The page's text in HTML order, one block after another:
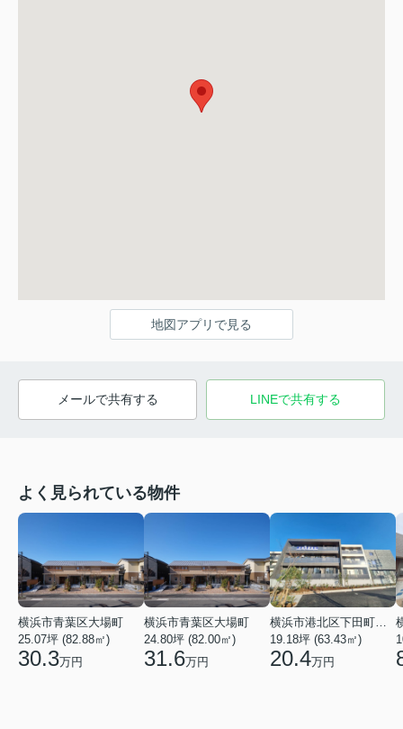
地図アプリで見る
メールで共有する LINEで共有する
よく見られている物件
横浜市青葉区大場町
25.07坪 (82.88㎡)
30.3万円
横浜市青葉区大場町
24.80坪 (82.00㎡)
31.6万円
19.18坪 (63.43㎡)
20.4万円